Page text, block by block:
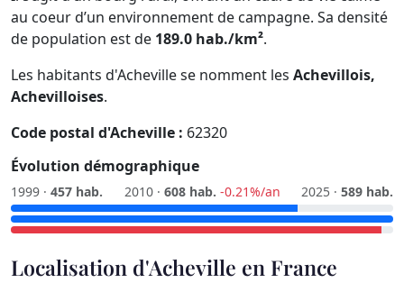
au coeur d’un environnement de campagne. Sa densité
de population est de 189.0 hab./km².
Les habitants d'Acheville se nomment les Achevillois,
Achevilloises.
Code postal d'Acheville : 62320
Évolution démographique
1999 · 457 hab. 2010 · 608 hab. -0.21%/an 2025 · 589 hab.
Localisation d'Acheville en France